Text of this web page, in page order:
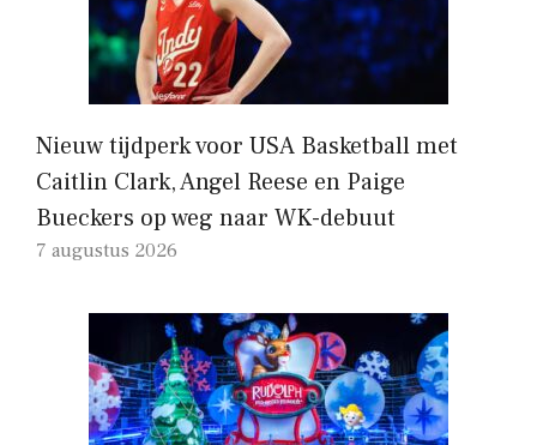
Nieuw tijdperk voor USA Basketball met
Caitlin Clark, Angel Reese en Paige
Bueckers op weg naar WK-debuut
7 augustus 2026